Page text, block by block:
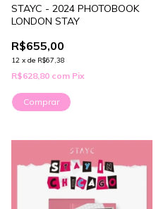
STAYC - 2024 PHOTOBOOK
LONDON STAY
R$655,00
12 x de R$67,38
R$628,80 com Pix